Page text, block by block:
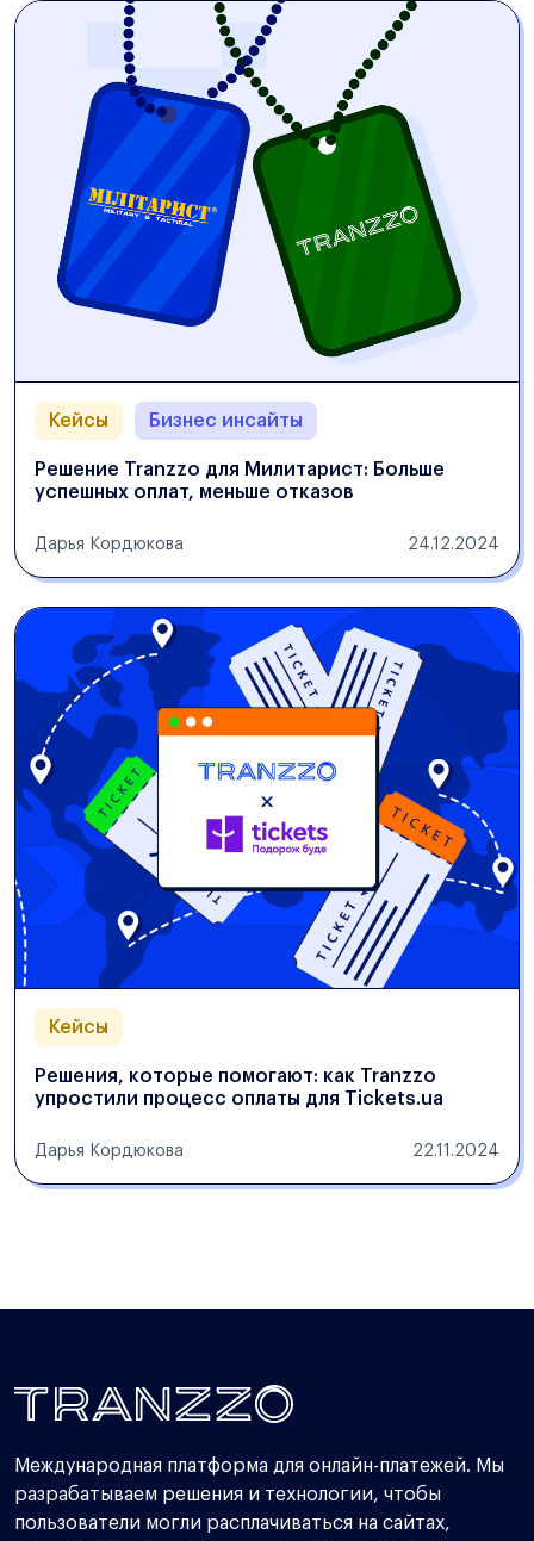
Кейсы Бизнес инсайты
Решение Tranzzo для Милитарист: Больше
успешных оплат, меньше отказов
Дарья Кордюкова 24.12.2024
Кейсы
Решения, которые помогают: как Tranzzo
упростили процесс оплаты для Tickets.ua
Дарья Кордюкова 22.11.2024
Международная платформа для онлайн-платежей. Мы
разрабатываем решения и технологии, чтобы
пользователи могли расплачиваться на сайтах,